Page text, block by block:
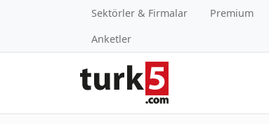
Sektörler & Firmalar Premium
Anketler